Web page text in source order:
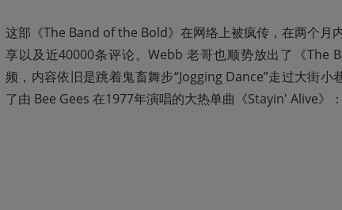
这部《The Band of the Bold》在网络上被疯传，在两个月
享以及近40000条评论。Webb 老哥也顺势放出了《The
频，内容依旧是跳着鬼畜舞步“Jogging Dance”走过大街
了由 Bee Gees 在1977年演唱的大热单曲《Stayin' Alive》：